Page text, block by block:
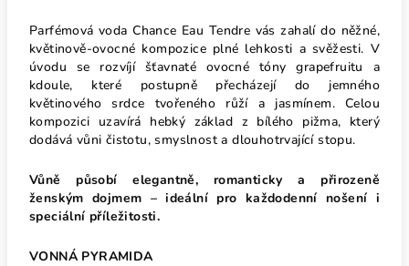
Parfémová voda Chance Eau Tendre vás zahalí do něžné,
květinově-ovocné kompozice plné lehkosti a svěžesti. V
úvodu se rozvíjí šťavnaté ovocné tóny grapefruitu a
kdoule, které postupně přecházejí do jemného
květinového srdce tvořeného růží a jasmínem. Celou
kompozici uzavírá hebký základ z bílého pižma, který
dodává vůni čistotu, smyslnost a dlouhotrvající stopu.
Vůně působí elegantně, romanticky a přirozeně
ženským dojmem – ideální pro každodenní nošení i
speciální příležitosti.
VONNÁ PYRAMIDA